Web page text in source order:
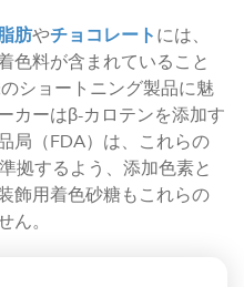
肪やチョコレートには、
色料が含まれていること
ショートニング製品に魅
カーはβ-カロテンを添加す
局（FDA）は、これらの
拠するよう、添加色素と
飾用着色砂糖もこれらの
。